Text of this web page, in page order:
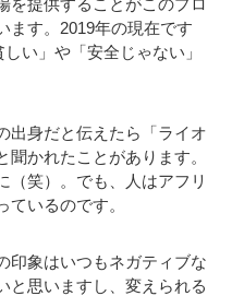
ます。2019年の現在です
い」や「安全じゃない」
出身だと伝えたら「ライオ
かれたことがあります。
（笑）。でも、人はアフリ
いるのです。
印象はいつもネガティブな
と思いますし、変えられる